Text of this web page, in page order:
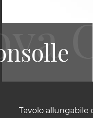
Tavolo allungabile